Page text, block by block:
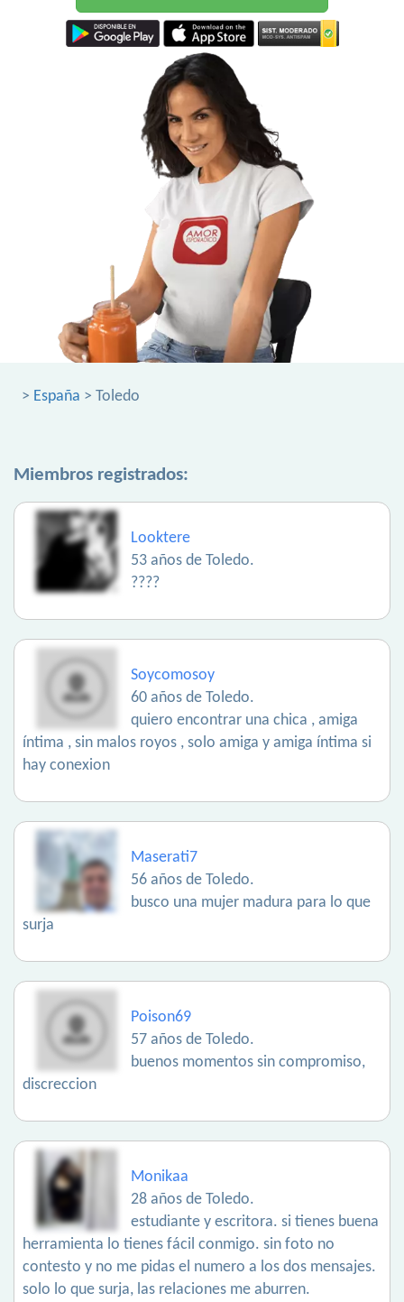
> España > Toledo
Miembros registrados:
Looktere
53 años de Toledo.
????
Soycomosoy
60 años de Toledo.
quiero encontrar una chica , amiga
íntima , sin malos royos , solo amiga y amiga íntima si
hay conexion
Maserati7
56 años de Toledo.
busco una mujer madura para lo que
surja
Poison69
57 años de Toledo.
buenos momentos sin compromiso,
discreccion
Monikaa
28 años de Toledo.
estudiante y escritora. si tienes buena
herramienta lo tienes fácil conmigo. sin foto no
contesto y no me pidas el numero a los dos mensajes.
solo lo que surja, las relaciones me aburren.